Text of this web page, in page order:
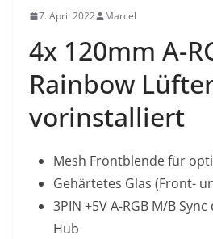
7. April 2022 Marcel
4x 120mm A-
Rainbow
vorinstalliert
Mesh Frontblende für
Gehärtetes Glas (Front-
3PIN +5V A-RGB M/B
Hub